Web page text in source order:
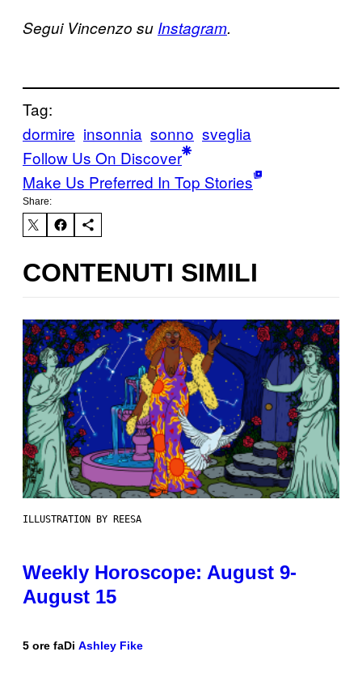
Segui Vincenzo su Instagram.
Tag:
dormire insonnia sonno sveglia
Follow Us On Discover
Make Us Preferred In Top Stories
Share:
CONTENUTI SIMILI
ILLUSTRATION BY REESA
Weekly Horoscope: August 9-
August 15
5 ore faDi Ashley Fike